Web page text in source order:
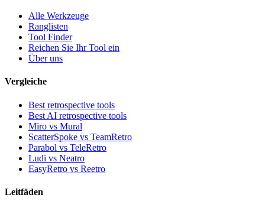
Alle Werkzeuge
Ranglisten
Tool Finder
Reichen Sie Ihr Tool ein
Über uns
Vergleiche
Best retrospective tools
Best AI retrospective tools
Miro vs Mural
ScatterSpoke vs TeamRetro
Parabol vs TeleRetro
Ludi vs Neatro
EasyRetro vs Reetro
Leitfäden